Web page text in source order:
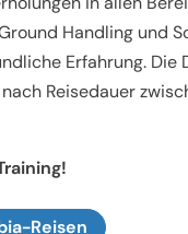
Handling und
Erfahrung. Die
Reisedauer
Reisen